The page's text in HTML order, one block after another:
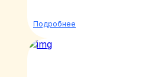
Подробнее